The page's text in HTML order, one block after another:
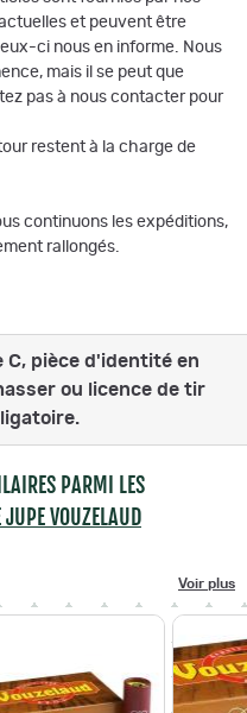
et peuvent être
ci nous en informe. Nous
mais il se peut que
pas à nous contacter pour
restent à la charge de
continuons les expéditions,
rallongés.
C, pièce d'identité en
ou licence de tir
PARMI LES
VOUZELAUD
Voir plus